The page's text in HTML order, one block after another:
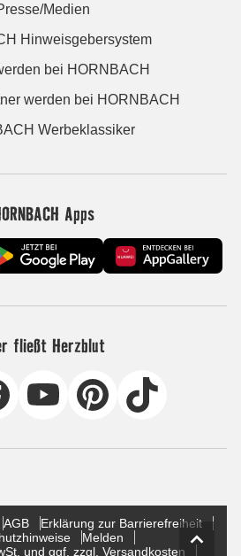
Medien
Hinweisgebersystem
bei HORNBACH
werden bei HORNBACH
Werbeklassiker
Apps
fließt Herzblut
AGB
Erklärung zur Barrierefreiheit
Melden
und ggf. zzgl. Versandkosten